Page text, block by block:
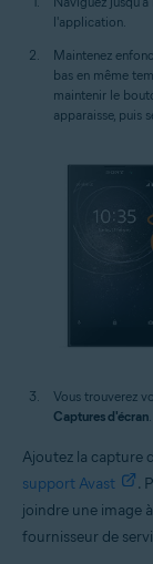
l'application.
Maintenez
bas en même
maintenir le
apparaisse, puis
Vous trouverez
Captures d'écran
Ajoutez la capture
support Avast
.
joindre une image
fournisseur de